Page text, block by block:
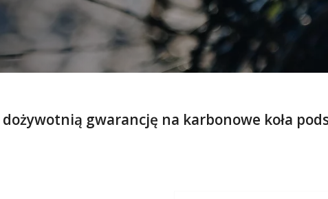
gwarancję na karbonowe koła